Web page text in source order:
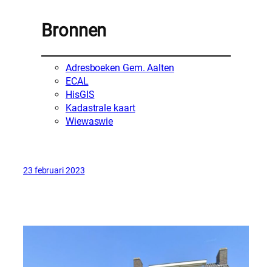
Bronnen
Adresboeken Gem. Aalten
ECAL
HisGIS
Kadastrale kaart
Wiewaswie
23 februari 2023